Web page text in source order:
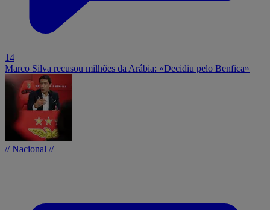
14
Marco Silva recusou milhões da Arábia: «Decidiu pelo Benfica»
// Nacional //